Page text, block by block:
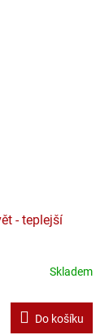
- teplejší
Skladem
Do košíku